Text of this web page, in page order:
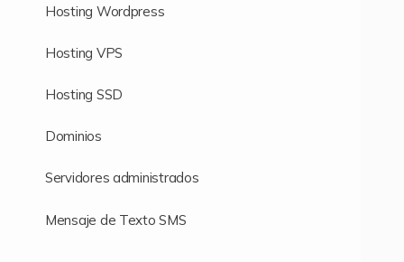
Hosting Wordpress
Hosting VPS
Hosting SSD
Dominios
Servidores administrados
Mensaje de Texto SMS